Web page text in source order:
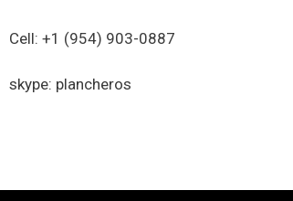
Cell: +1 (954) 903-0887
skype: plancheros